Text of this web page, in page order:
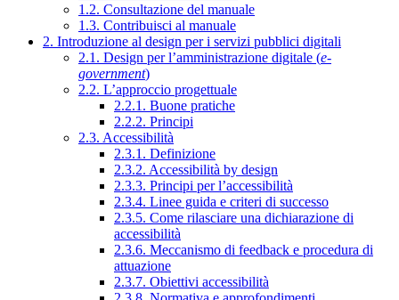
1.2. Consultazione del manuale
1.3. Contribuisci al manuale
2. Introduzione al design per i servizi pubblici digitali
2.1. Design per l’amministrazione digitale (e-
government)
2.2. L’approccio progettuale
2.2.1. Buone pratiche
2.2.2. Principi
2.3. Accessibilità
2.3.1. Definizione
2.3.2. Accessibilità by design
2.3.3. Principi per l’accessibilità
2.3.4. Linee guida e criteri di successo
2.3.5. Come rilasciare una dichiarazione di
accessibilità
2.3.6. Meccanismo di feedback e procedura di
attuazione
2.3.7. Obiettivi accessibilità